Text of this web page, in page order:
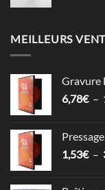
MEILLEURS
Gravure
6,78€ –
1,53€ –